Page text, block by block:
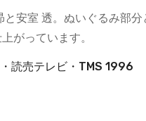
安室 透。ぬいぐるみ部
がっています。
読売テレビ・TMS 1996